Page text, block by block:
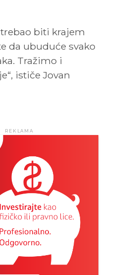
biti krajem
da ubuduće svako
Tražimo i
ističe Jovan
REKLAMA